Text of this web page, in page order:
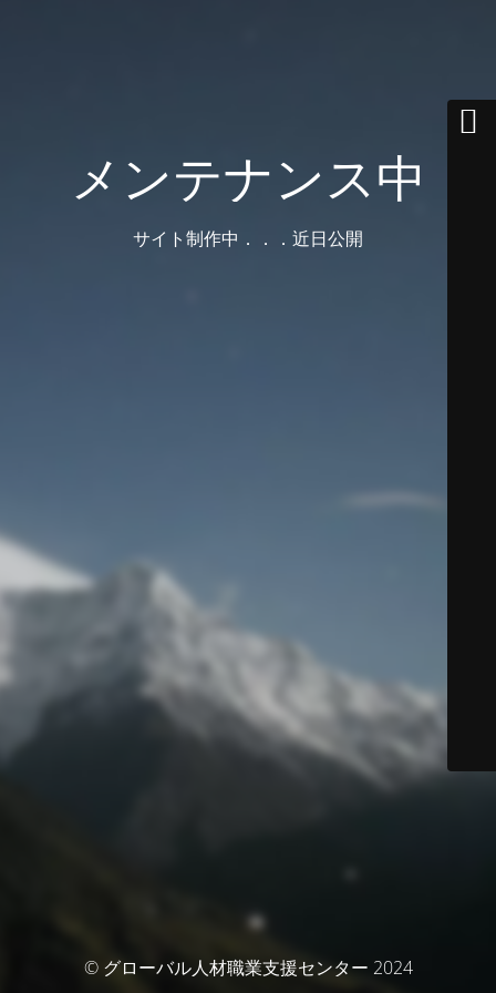
メンテナンス中
サイト制作中．．．近日公開
© グローバル人材職業支援センター 2024